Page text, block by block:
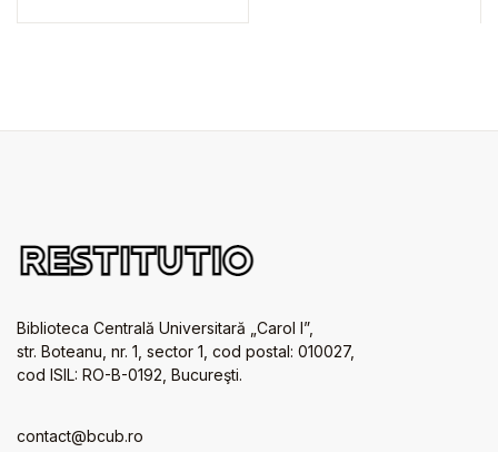
Biblioteca Centrală Universitară „Carol I”,
str. Boteanu, nr. 1, sector 1, cod postal: 010027,
cod ISIL: RO-B-0192, Bucureşti.
contact@bcub.ro